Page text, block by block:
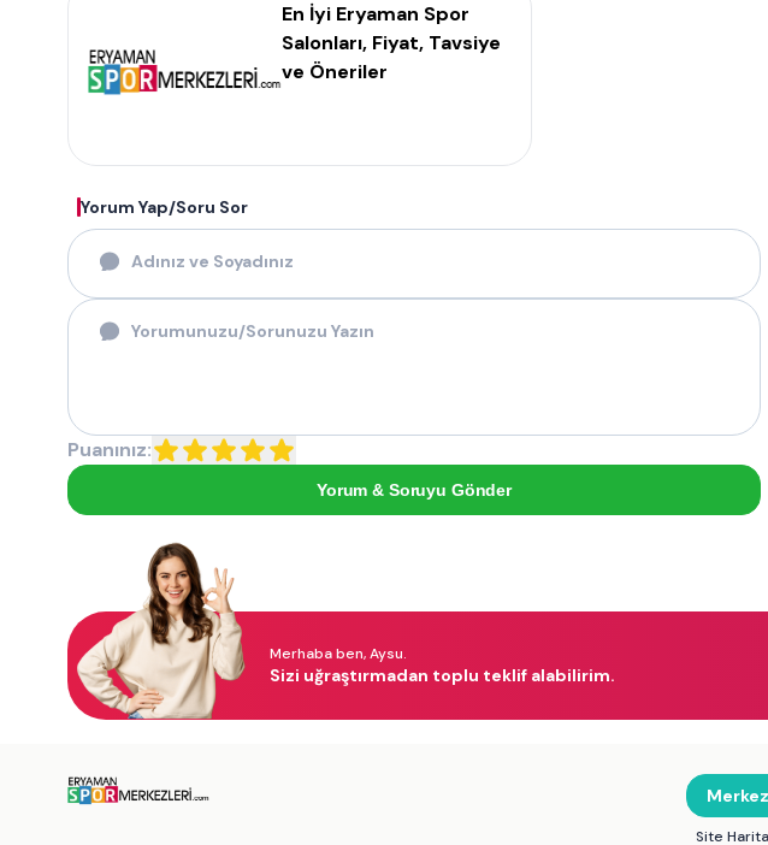
En İyi Eryaman Spor
Salonları, Fiyat, Tavsiye
ve Öneriler
Yorum Yap/Soru Sor
Puanınız:
Yorum & Soruyu Gönder
Merhaba ben, Aysu.
Sizi uğraştırmadan toplu teklif alabilirim.
Site